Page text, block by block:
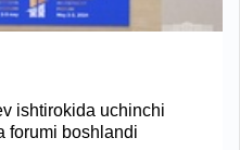
ishtirokida uchinchi
forumi boshlandi